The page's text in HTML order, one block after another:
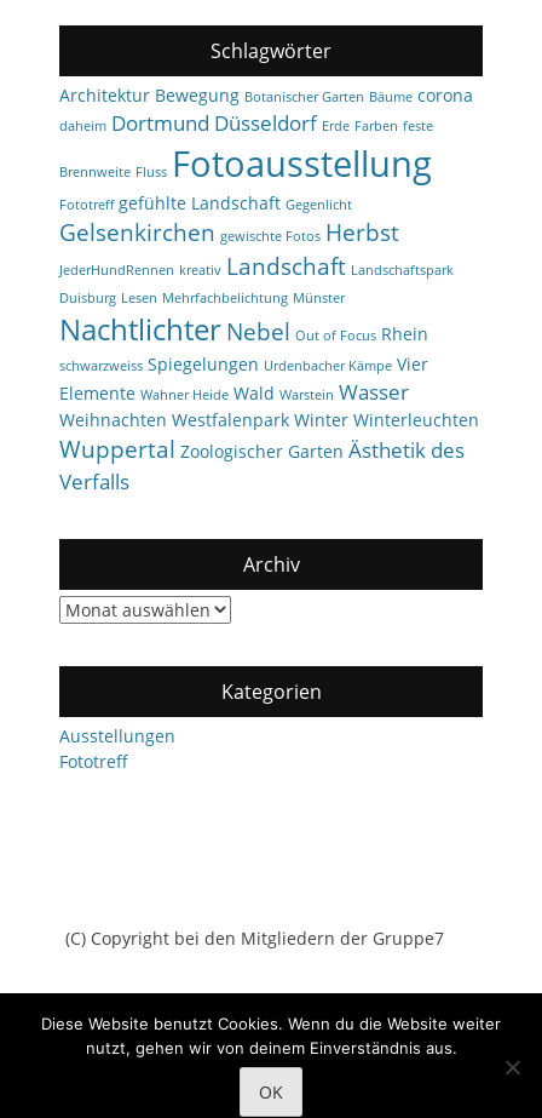
Schlagwörter
Architektur Bewegung Botanischer Garten Bäume corona
daheim Dortmund Düsseldorf Erde Farben feste
Brennweite Fluss Fotoausstellung
Fototreff gefühlte Landschaft Gegenlicht
Gelsenkirchen gewischte Fotos Herbst
JederHundRennen kreativ Landschaft Landschaftspark
Duisburg Lesen Mehrfachbelichtung Münster
NachtlichterNebel Out of Focus Rhein
schwarzweiss Spiegelungen Urdenbacher Kämpe Vier
Elemente Wahner Heide Wald Warstein Wasser
Weihnachten Westfalenpark Winter Winterleuchten
Wuppertal Zoologischer Garten Ästhetik des
Verfalls
Archiv
Archiv
Kategorien
Ausstellungen
Fototreff
(C) Copyright bei den Mitgliedern der Gruppe7
Gruppe7All Rights Reserved.
Catch Adaptive von
Diese Website benutzt Cookies. Wenn du die Website weiter
nutzt, gehen wir von deinem Einverständnis aus.
OK